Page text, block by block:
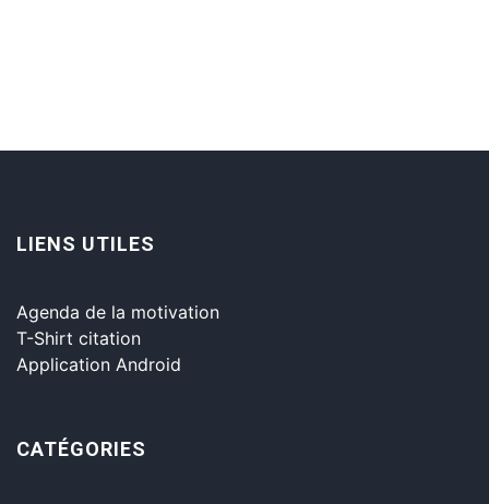
LIENS UTILES
Agenda de la motivation
T-Shirt citation
Application Android
CATÉGORIES